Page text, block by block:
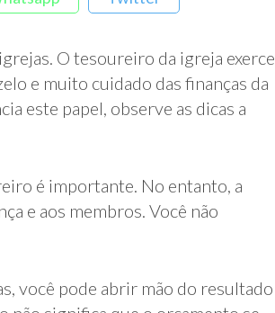
O tesoureiro da igreja exerce
e muito cuidado das finanças da
este papel, observe as dicas a
é importante. No entanto, a
e aos membros. Você não
você pode abrir mão do resultado